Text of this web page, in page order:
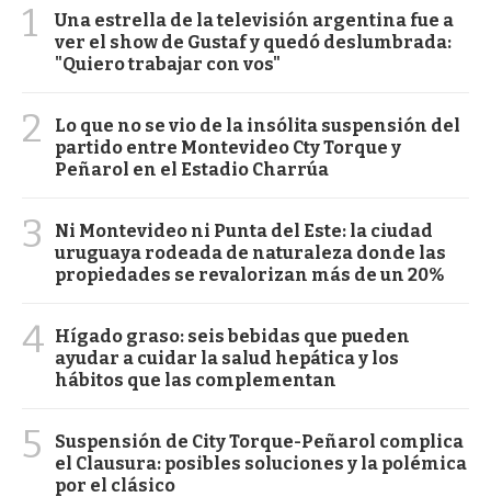
1
Una estrella de la televisión argentina fue a
ver el show de Gustaf y quedó deslumbrada:
"Quiero trabajar con vos"
2
Lo que no se vio de la insólita suspensión del
partido entre Montevideo Cty Torque y
Peñarol en el Estadio Charrúa
3
Ni Montevideo ni Punta del Este: la ciudad
uruguaya rodeada de naturaleza donde las
propiedades se revalorizan más de un 20%
4 Hígado graso: seis bebidas que pueden
ayudar a cuidar la salud hepática y los
hábitos que las complementan
5
Suspensión de City Torque-Peñarol complica
el Clausura: posibles soluciones y la polémica
por el clásico